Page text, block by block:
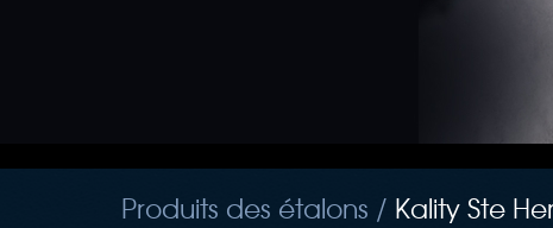
Produits des étalons / Kality Ste